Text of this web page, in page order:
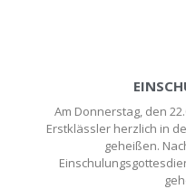
Am Donnerstag, den
Erstklässler herzlich in
geheißen.